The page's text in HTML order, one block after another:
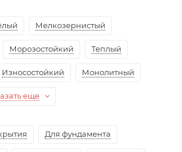
Мелкозернистый
Морозостойкий Теплый
Износостойкий Монолитный
еще
Для фундамента